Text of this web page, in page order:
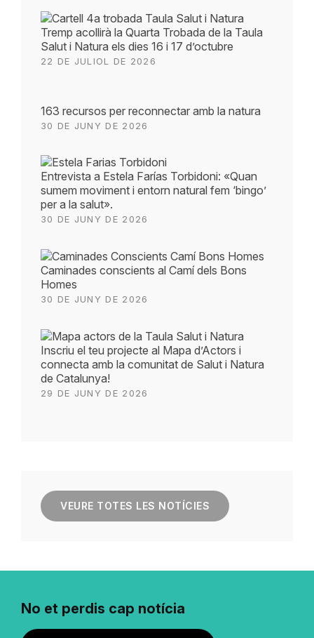
Tremp acollirà la Quarta Trobada de la Taula
Salut i Natura els dies 16 i 17 d’octubre
22 DE JULIOL DE 2026
163 recursos per reconnectar amb la natura
30 DE JUNY DE 2026
Entrevista a Estela Farías Torbidoni: «Quan
sumem moviment i entorn natural fem ‘bingo’
per a la salut».
30 DE JUNY DE 2026
Caminades conscients al Camí dels Bons
Homes
30 DE JUNY DE 2026
Inscriu el teu projecte al Mapa d’Actors i
connecta amb la comunitat de Salut i Natura
de Catalunya!
29 DE JUNY DE 2026
VEURE TOTES LES NOTÍCIES
No et perdis cap notícia